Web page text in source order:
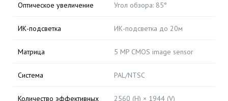
Оптическое увеличение Угол обзора: 85°
ИК-подсветка ИК-подсветка до 20м
Матрица 5 MP CMOS image sensor
Система PAL/NTSC
Количество эффективных 2560 (H) × 1944 (V)